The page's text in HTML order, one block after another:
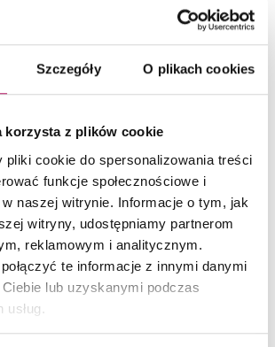
Szczegóły O plikach cookies
korzysta z plików cookie
pliki cookie do spersonalizowania treści
funkcje społecznościowe i
naszej witrynie. Informacje o tym, jak
witryny, udostępniamy partnerom
reklamowym i analitycznym.
te informacje z innymi danymi
lub uzyskanymi podczas
usług.
POLECANE I ZAMIENNIKI
Ash
STR